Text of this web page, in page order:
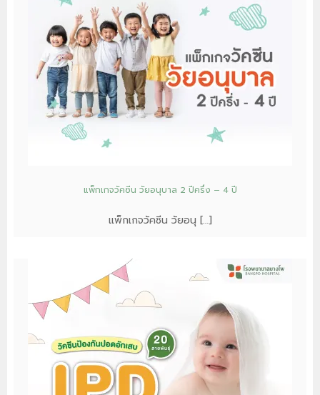
แพ็กเกจวัคซีน วัยอนุบาล 2 ปีครึ่ง – 4 ปี
แพ็กเกจวัคซีน วัยอนุ […]